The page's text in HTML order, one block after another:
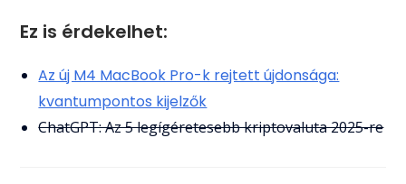
Ez is érdekelhet:
Az új M4 MacBook Pro-k rejtett újdonsága:
kvantumpontos kijelzők
ChatGPT: Az 5 legígéretesebb kriptovaluta 2025-re